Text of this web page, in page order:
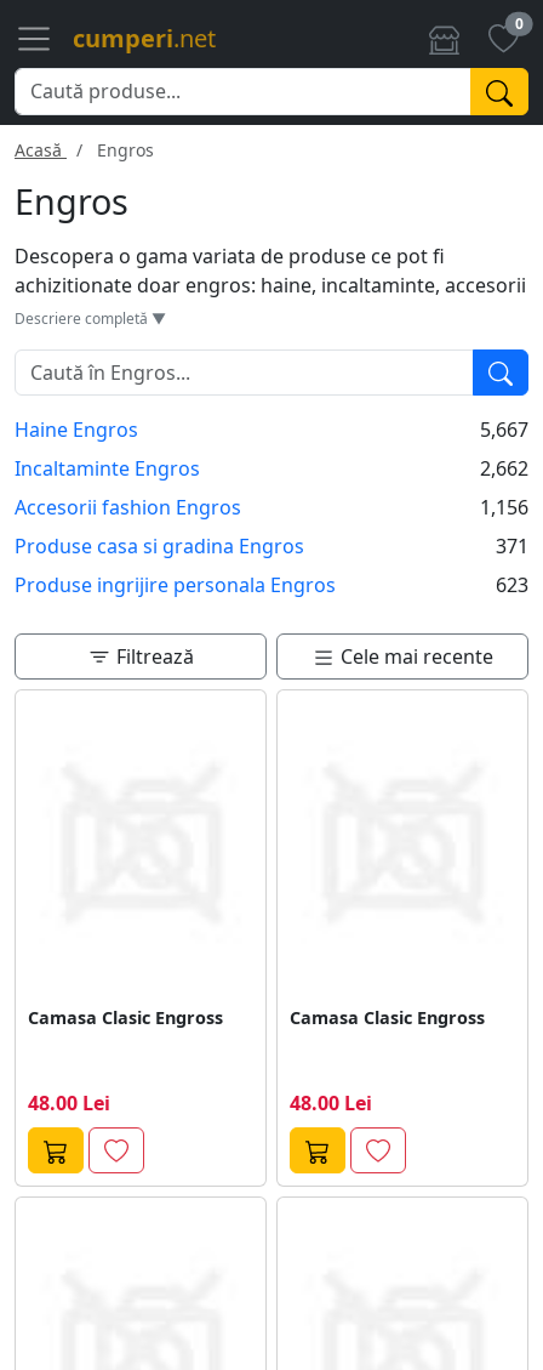
cumperi.net 0
Acasă Engros
Engros
Descopera o gama variata de produse ce pot fi
achizitionate doar engros: haine, incaltaminte, accesorii
fashion, produse pentru casa si multe altele.
Descriere completă ▼
Haine Engros
5,667
Incaltaminte Engros
2,662
Accesorii fashion Engros
1,156
Produse casa si gradina Engros
371
Produse ingrijire personala Engros
623
Filtrează Cele mai recente
Camasa Clasic Engross
48.00 Lei
Camasa Clasic Engross
48.00 Lei